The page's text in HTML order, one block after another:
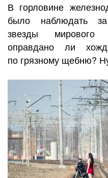
В горловине
было наблюдать
звезды мирового
оправдано ли
по грязному щебню?